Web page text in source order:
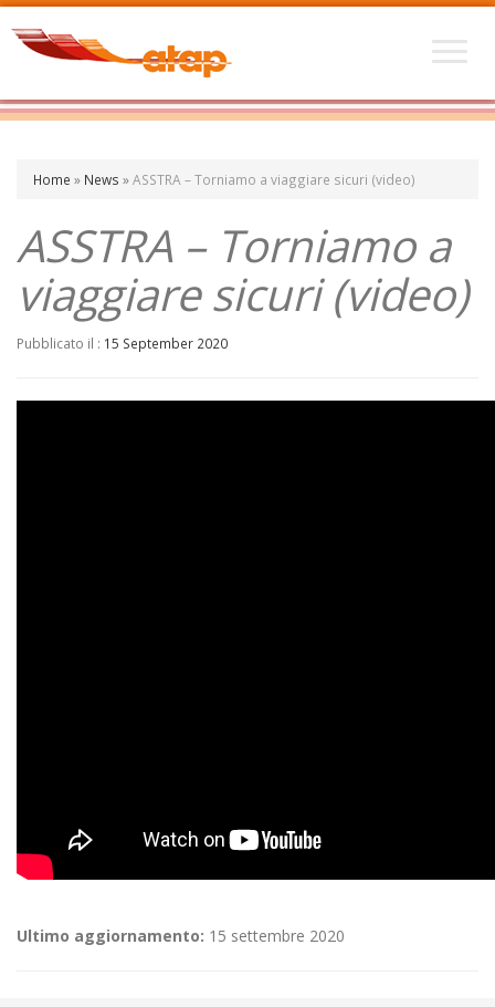
Home » News »ASSTRA – Torniamo a viaggiare sicuri (video)
ASSTRA – Torniamo a
viaggiare sicuri (video)
Pubblicato il : 15 September 2020
Ultimo aggiornamento: 15 settembre 2020